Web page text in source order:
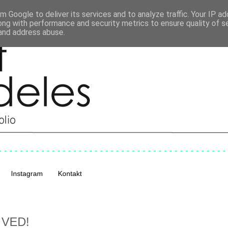
Instagram Kontakt
Google to deliver its services and to analyze traffic. Your IP
with performance and security metrics to ensure quality of
address abuse.